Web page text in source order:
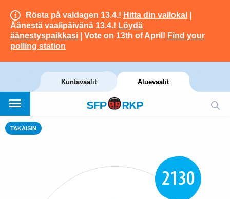
Rösta på valdagen 13.4.! Hitta din vallokal
Äänestä vaalipäivänä 13.4.! Löydä
äänestyspaikkasi | Vote on 13th of April! Find your
polling station
Kuntavaalit Aluevaalit
TAKAISIN
2130